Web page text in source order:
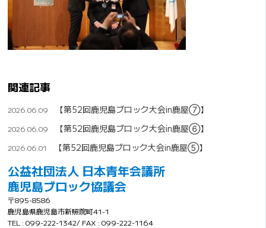
関連記事
2026.06.09 【第52回鹿児島ブロック大会in鹿屋⑦】
2026.06.09 【第52回鹿児島ブロック大会in鹿屋⑥】
2026.06.01 【第52回鹿児島ブロック大会in鹿屋⑤】
公益社団法人 日本青年会議所
鹿児島ブロック協議会
〒895-8586
鹿児島県鹿児島市新照院町41-1
TEL : 099-222-1342/ FAX : 099-222-1164